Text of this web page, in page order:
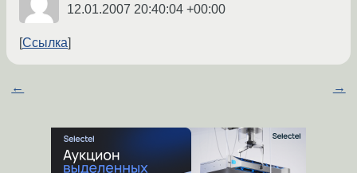
12.01.2007 20:40:04 +00:00
Ссылка
← →